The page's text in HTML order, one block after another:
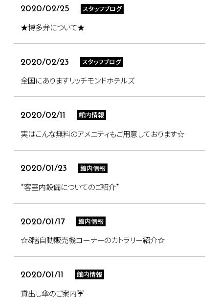
2020/02/25 スタッフブログ
★博多弁について★
2020/02/23 スタッフブログ
全国にありますリッチモンドホテルズ
2020/02/11 館内情報
実はこんな無料のアメニティもご用意しております☆
2020/01/23 館内情報
*客室内設備についてのご紹介*
2020/01/17 館内情報
☆8階自動販売機コーナーのカトラリー紹介☆
2020/01/11 館内情報
貸出し傘のご案内☔